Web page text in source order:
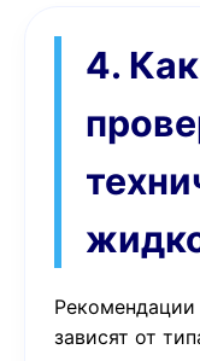
4.
зависят от